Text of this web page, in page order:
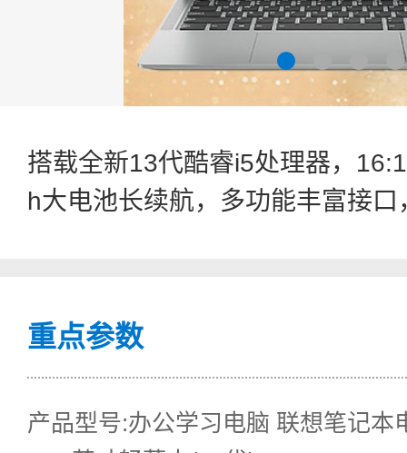
搭载全新13代酷睿i5处理器，
h大电池长续航，多功能丰富接
重点参数
产品型号:办公学习电脑 联想笔记本